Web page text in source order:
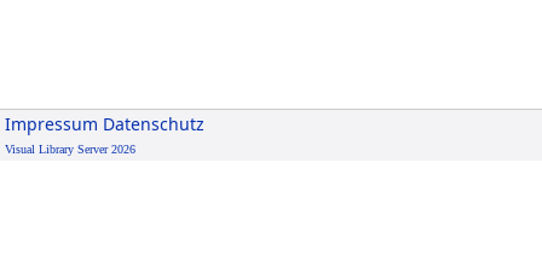
Impressum Datenschutz
Visual Library Server 2026